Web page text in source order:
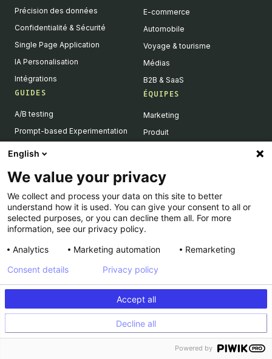
Précision des données
Confidentialité & Sécurité
Single Page Application
IA Personalisation
Intégrations
GUIDES
A/B testing
Prompt-based Experimentation
Feature Experimentation
L'IA & l'A/B testing
Client-Side vs Server-Side
E-commerce
Automobile
Voyage & tourisme
Médias
B2B & SaaS
ÉQUIPES
Marketing
Produit
RESSOURCES
Success Stories
Academy
Dev Docs
ENTREPRISE
À propos
Carrière
Nous contacter
Support
INFORMATIONS LÉGALES
English
We value your privacy
We collect and process your data on this site to better
understand how it is used. You can give your consent to all or
selected purposes, or you can decline them all. For more
information, see our privacy policy.
Analytics
Marketing automation Remarketing
Accept all
Decline all
Consent details Privacy policy
Powered by